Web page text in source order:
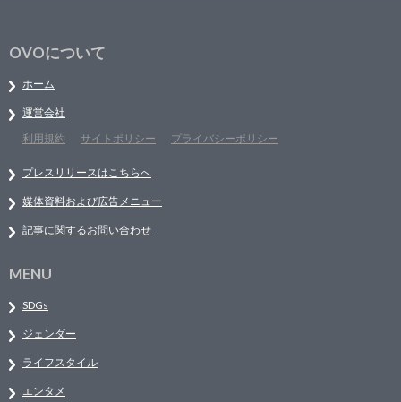
OVOについて
ホーム
運営会社
利用規約
サイトポリシー プライバシーポリシー
プレスリリースはこちらへ
媒体資料および広告メニュー
記事に関するお問い合わせ
MENU
SDGs
ジェンダー
ライフスタイル
エンタメ